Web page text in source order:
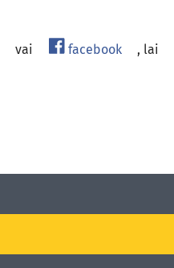
vai facebook
, lai